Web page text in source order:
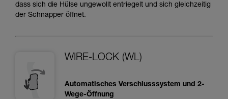
dass sich die Hülse ungewollt entriegelt und sich gleichzeitig
der Schnapper öffnet.
WIRE-LOCK (WL)
Automatisches Verschlusssystem und 2-
Wege-Öffnung